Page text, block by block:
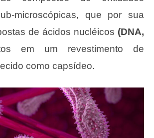
microscópicas, que por sua
de ácidos nucléicos (DNA,
em um revestimento de
como capsídeo.